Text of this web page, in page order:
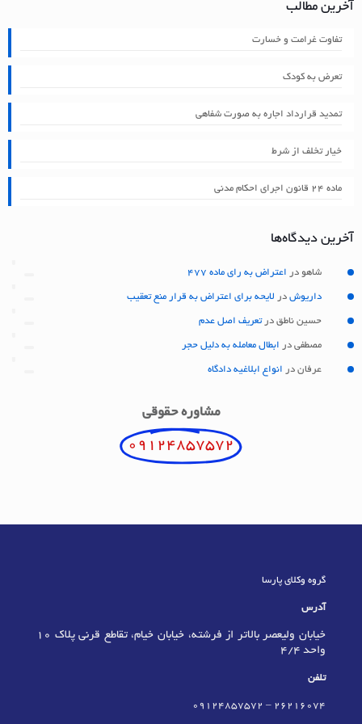
آخرین مطالب
تفاوت غرامت و خسارت
تعرض به کودک
تمدید قرارداد اجاره به صورت شفاهی
خیار تخلف از شرط
ماده ۲۴ قانون اجرای احکام مدنی
آخرین دیدگاه‌ها
شاهو در اعتراض به رای ماده 477
داریوش در لایحه برای اعتراض به قرار منع تعقیب
حسین ناطق درتعریف اصل عدم
مصطفی در ابطال معامله به دلیل حجر
عرفان در انواع ابلاغیه دادگاه
مشاوره حقوقی
09124857572
گروه وکلای پارسا
آدرس
خیابان ولیعصر بالاتر از فرشته، خیابان خیام، تقاطع قرنی پلاک 10
واحد 4/4
تلفن
٢٦٢١٦٠٧٤ –
09124857572